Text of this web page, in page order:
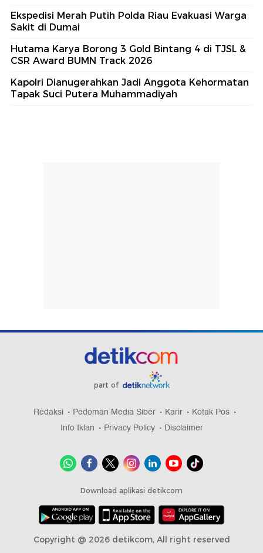
Ekspedisi Merah Putih Polda Riau Evakuasi Warga
Sakit di Dumai
Hutama Karya Borong 3 Gold Bintang 4 di TJSL &
CSR Award BUMN Track 2026
Kapolri Dianugerahkan Jadi Anggota Kehormatan
Tapak Suci Putera Muhammadiyah
part of
Redaksi Pedoman Media Siber Karir
Kotak Pos
Info Iklan
Privacy Policy Disclaimer
Download aplikasi detikcom
Copyright @ 2026 detikcom, All right reserved